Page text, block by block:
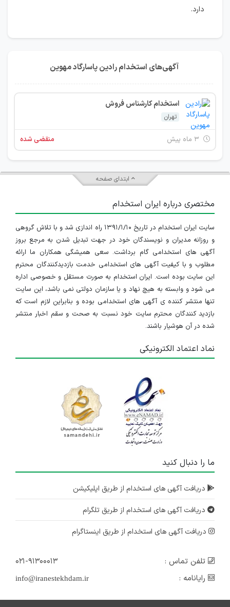
دارد.
آگهی‌های استخدام رادین پاسارگاد مهوین
استخدام کارشناس فروش
تهران
منقضی شده
ابتدای صفحه
مختصری درباره ایران استخدام
سایت ایران استخدام در تاریخ ۱۳۹۱/۱/۱۰ راه اندازی شد و با تلاش گروهی
و روزانه مدیران و نویسندگان خود در جهت تبدیل شدن به مرجع بروز
آگهی های استخدامی گام برداشت. سعی همیشگی همکاران ما ارائه
مطلوب و با کیفیت آگهی های استخدامی خدمت بازدیدکنندگان محترم
این سایت بوده است. ایران استخدام به صورت مستقل و خصوصی اداره
می شود و وابسته به هیچ نهاد و یا سازمان دولتی نمی باشد، این سایت
تنها منتشر کننده ی آگهی های استخدامی بوده و بنابراین لازم است که
بازدید کنندگان محترم سایت خود نسبت به صحت و سقم اخبار منتشر
شده در آن هوشیار باشند.
نماد اعتماد الکترونیکی
ما را دنبال کنید
دریافت آگهی های استخدام از طریق اپلیکیشن
دریافت آگهی های استخدام از طریق تلگرام
دریافت آگهی های استخدام از طریق اینستاگرام
تلفن تماس :
۰۲۱-۹۱۳۰۰۰۱۳
رایانامه :
info@iranestekhdam.ir